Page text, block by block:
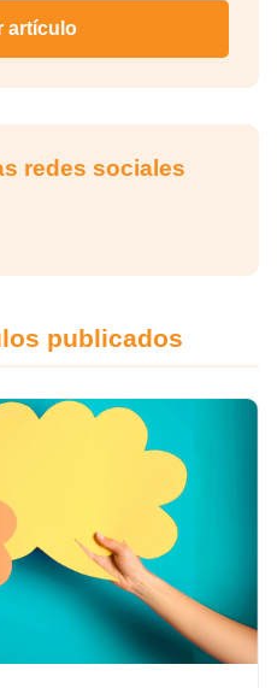
artículo
redes sociales
publicados